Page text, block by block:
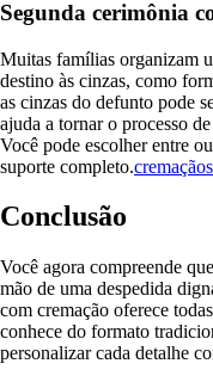
Segunda cerimônia
Muitas famílias organizam
destino às cinzas, como
as cinzas do defunto pode
ajuda a tornar o processo
Você pode escolher entre
suporte completo.cremação
Conclusão
Você agora compreende
mão de uma despedida
com cremação oferece
conhece do formato
personalizar cada detalhe